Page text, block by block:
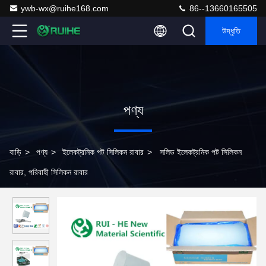
ywb-wx@ruihe168.com 86--13660165505
উদ্ধৃতি
পণ্য
বাড়ি > পণ্য > ইলেকট্রনিক পট সিলিকন রাবার > সলিড ইলেকট্রনিক পট সিলিকন
রাবার, পরিবাহী সিলিকন রাবার